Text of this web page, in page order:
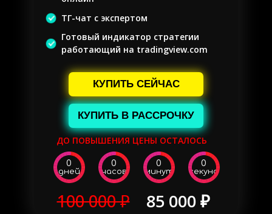
КУПИТЬ В РАССРОЧКУ
КУПИТЬ СЕЙЧАС
Готовый индикатор стратегии
работающий на tradingview.com
ТГ-чат с экспертом
100 000 ₽ 85 000 ₽
0
дней
0
часов
0
минут
0
секунд
ДО ПОВЫШЕНИЯ ЦЕНЫ ОСТАЛОСЬ